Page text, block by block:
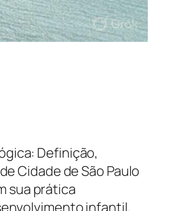
Definição,
Cidade de São Paulo
sua prática